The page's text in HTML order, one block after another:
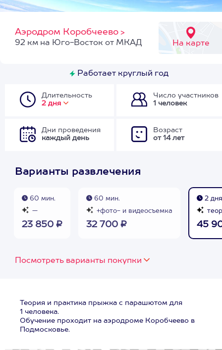
Аэродром Коробчеево >
На карте
92 км на Юго-Восток от МКАД
Работает круглый год
Длительность
2 дня
Число участников
1 человек
Дни проведения
каждый день
Возраст
от 14 лет
Варианты развлечения
60 мин.
—
23 850 ₽
60 мин.
+фото- и видеосъемка
32 700 ₽
2 дня
45
Посмотреть варианты покупки
Теория и практика прыжка с парашютом для
1 человека.
Обучение проходит на аэродроме Коробчеево в
Подмосковье.